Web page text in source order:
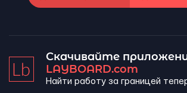
Скачивайте
LAYBOARD.com
Найти работу за границей